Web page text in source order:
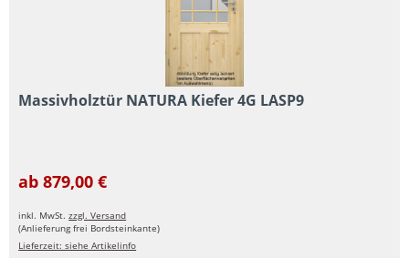
Massivholztür NATURA Kiefer 4G LASP9
ab 879,00 €
inkl. MwSt.zzgl. Versand
(Anlieferung frei Bordsteinkante)
Lieferzeit: siehe Artikelinfo